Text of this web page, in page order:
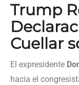
Trump
Cuellar
El expresidente
hacia el